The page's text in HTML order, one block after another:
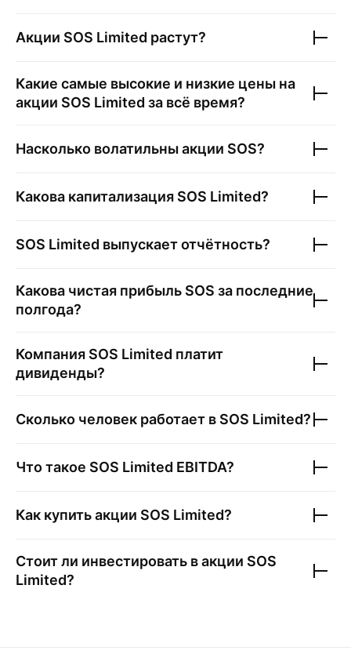
Акции SOS Limited растут?
Какие самые высокие и низкие цены на
акции SOS Limited за всё время?
Насколько волатильны акции SOS?
Какова капитализация SOS Limited?
SOS Limited выпускает отчётность?
Какова чистая прибыль SOS за последние
полгода?
Компания SOS Limited платит
дивиденды?
Сколько человек работает в SOS Limited?
Что такое SOS Limited EBITDA?
Как купить акции SOS Limited?
Стоит ли инвестировать в акции SOS
Limited?